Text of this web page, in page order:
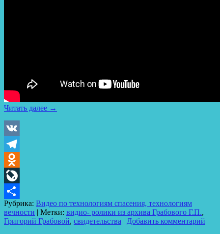
Читать далее →
VK
Telegram
Odnoklassniki
LiveJournal
Отправить
Рубрика: Видео по технологиям спасения, технологиям
вечности | Метки: видио- ролики из архива Грабового Г.П.,
Григорий Грабовой, свидетельства | Добавить комментарий